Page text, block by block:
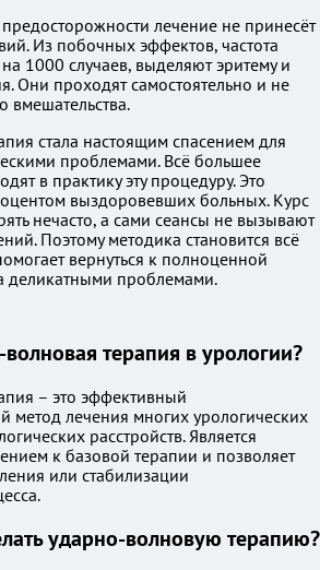
лечение не принесёт
Из побочных эффектов, частота
1000 случаев, выделяют эритему и
Они проходят самостоятельно и не
вмешательства.
стала настоящим спасением для
проблемами. Всё большее
в практику эту процедуру. Это
выздоровевших больных. Курс
нечасто, а сами сеансы не вызывают
Поэтому методика становится всё
вернуться к полноценной
деликатными проблемами.
терапия в урологии?
– это эффективный
метод лечения многих урологических
расстройств. Является
к базовой терапии и позволяет
или стабилизации
ударно-волновую терапию?